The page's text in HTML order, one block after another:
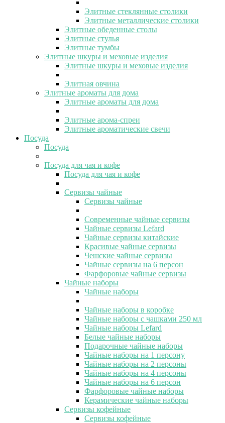
Элитные стеклянные столики
Элитные металлические столики
Элитные обеденные столы
Элитные стулья
Элитные тумбы
Элитные шкуры и меховые изделия
Элитные шкуры и меховые изделия
Элитная овчина
Элитные ароматы для дома
Элитные ароматы для дома
Элитные арома-спреи
Элитные ароматические свечи
Посуда
Посуда
Посуда для чая и кофе
Посуда для чая и кофе
Сервизы чайные
Сервизы чайные
Современные чайные сервизы
Чайные сервизы Lefard
Чайные сервизы китайские
Красивые чайные сервизы
Чешские чайные сервизы
Чайные сервизы на 6 персон
Фарфоровые чайные сервизы
Чайные наборы
Чайные наборы
Чайные наборы в коробке
Чайные наборы с чашками 250 мл
Чайные наборы Lefard
Белые чайные наборы
Подарочные чайные наборы
Чайные наборы на 1 персону
Чайные наборы на 2 персоны
Чайные наборы на 4 персоны
Чайные наборы на 6 персон
Фарфоровые чайные наборы
Керамические чайные наборы
Сервизы кофейные
Сервизы кофейные